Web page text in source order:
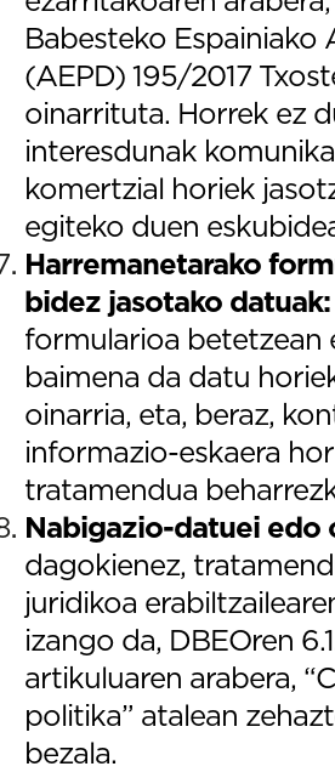
Babesteko Espainiako
(AEPD) 195/2017
oinarrituta. Horrek ez
interesdunak
komertzial horiek
egiteko duen
Harremanetarako
bidez jasotako datuak:
formularioa betetzean
baimena da datu
oinarria, eta, beraz,
informazio-eskaera
tratamendua
Nabigazio-datuei edo
dagokienez,
juridikoa
izango da, DBEOren
artikuluaren arabera,
politika” atalean
bezala.